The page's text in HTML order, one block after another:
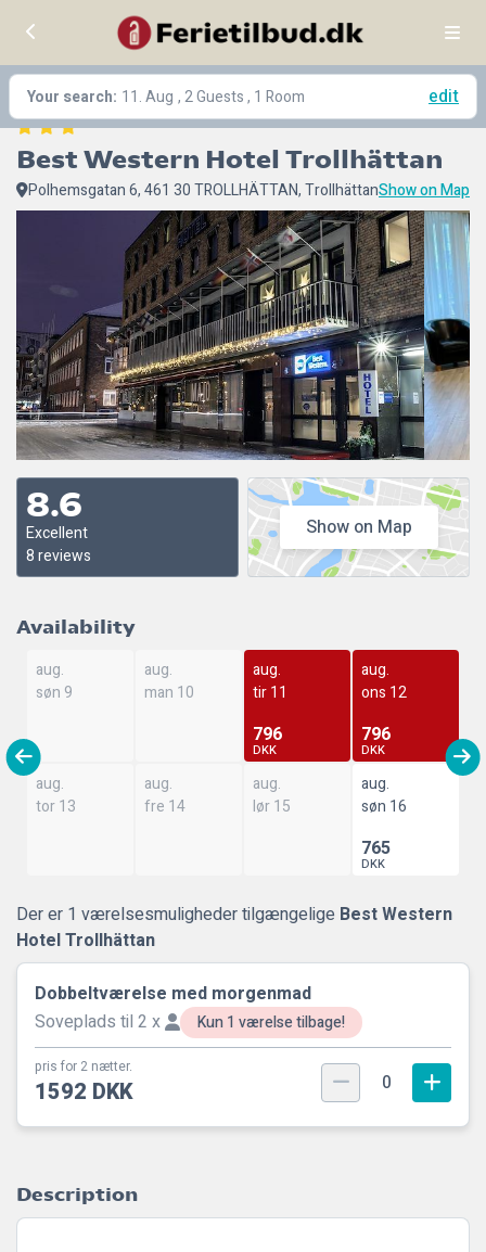
Your search: 11. Aug , 2 Guests , 1 Room edit
Best Western Hotel Trollhättan
Polhemsgatan 6, 461 30 TROLLHÄTTAN, TrollhättanShow on Map
8.6
Excellent
8 reviews
Show on Map
Availability
aug.
søn 9
aug.
man 10
aug.
tir 11
796
DKK
aug.
ons 12
796
DKK
aug.
tor 13
aug.
fre 14
aug.
lør 15
aug.
søn 16
765
DKK
Der er 1 værelsesmuligheder tilgængelige Best Western
Hotel Trollhättan
Dobbeltværelse med morgenmad
Soveplads til 2 x
Kun 1 værelse tilbage!
pris for 2 nætter.
1592 DKK 0
Description